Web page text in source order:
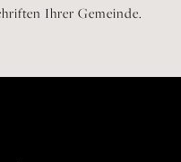
Ihrer Gemeinde.